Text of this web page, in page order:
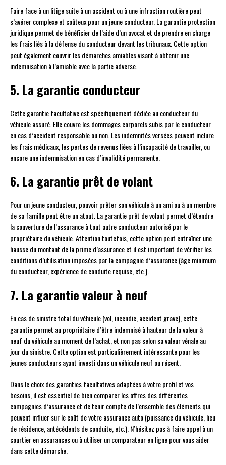
Faire face à un litige suite à un accident ou à une infraction routière peut
s’avérer complexe et coûteux pour un jeune conducteur. La garantie protection
juridique permet de bénéficier de l’aide d’un avocat et de prendre en charge
les frais liés à la défense du conducteur devant les tribunaux. Cette option
peut également couvrir les démarches amiables visant à obtenir une
indemnisation à l’amiable avec la partie adverse.
5. La garantie conducteur
Cette garantie facultative est spécifiquement dédiée au conducteur du
véhicule assuré. Elle couvre les dommages corporels subis par le conducteur
en cas d’accident responsable ou non. Les indemnités versées peuvent inclure
les frais médicaux, les pertes de revenus liées à l’incapacité de travailler, ou
encore une indemnisation en cas d’invalidité permanente.
6. La garantie prêt de volant
Pour un jeune conducteur, pouvoir prêter son véhicule à un ami ou à un membre
de sa famille peut être un atout. La garantie prêt de volant permet d’étendre
la couverture de l’assurance à tout autre conducteur autorisé par le
propriétaire du véhicule. Attention toutefois, cette option peut entraîner une
hausse du montant de la prime d’assurance et il est important de vérifier les
conditions d’utilisation imposées par la compagnie d’assurance (âge minimum
du conducteur, expérience de conduite requise, etc.).
7. La garantie valeur à neuf
En cas de sinistre total du véhicule (vol, incendie, accident grave), cette
garantie permet au propriétaire d’être indemnisé à hauteur de la valeur à
neuf du véhicule au moment de l’achat, et non pas selon sa valeur vénale au
jour du sinistre. Cette option est particulièrement intéressante pour les
jeunes conducteurs ayant investi dans un véhicule neuf ou récent.
Dans le choix des garanties facultatives adaptées à votre profil et vos
besoins, il est essentiel de bien comparer les offres des différentes
compagnies d’assurance et de tenir compte de l’ensemble des éléments qui
peuvent influer sur le coût de votre assurance auto (puissance du véhicule, lieu
de résidence, antécédents de conduite, etc.). N’hésitez pas à faire appel à un
courtier en assurances ou à utiliser un comparateur en ligne pour vous aider
dans cette démarche.